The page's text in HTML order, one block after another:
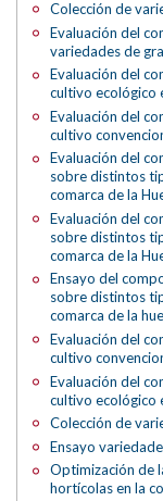
Colección de
Evaluación del
variedades de
Evaluación del
cultivo ecológico
Evaluación del
cultivo
Evaluación del
sobre distintos
comarca de la
Evaluación del
sobre distintos
comarca de la
Ensayo del
sobre distintos
comarca de la
Evaluación del
cultivo
Evaluación del
cultivo ecológico
Colección de
Ensayo
Optimización de
hortícolas en la